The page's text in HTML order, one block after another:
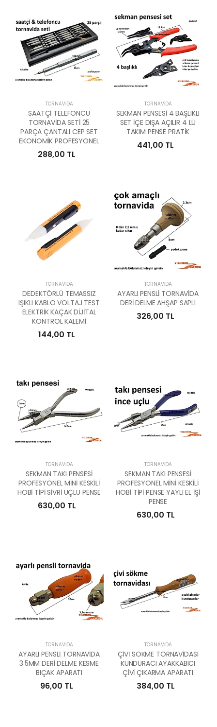
TORNAVIDA
SAATÇİ TELEFONCU
TORNAVİDA SETİ 25
PARÇA ÇANTALI CEP SET
EKONOMİK PROFESYONEL
288,00 TL
TORNAVIDA
SEKMAN PENSESİ 4 BAŞLIKLI
SET İÇE DIŞA AÇILIR 4 LÜ
TAKIM PENSE PRATİK
441,00 TL
TORNAVIDA
DEDEKTÖRLÜ TEMASSIZ
IŞIKLI KABLO VOLTAJ TEST
ELEKTRİK KAÇAK DİJİTAL
KONTROL KALEMİ
144,00 TL
TORNAVIDA
AYARLI PENSLİ TORNAVİDA
DERİ DELME AHŞAP SAPLI
326,00 TL
TORNAVIDA
SEKMAN TAKI PENSESİ
PROFESYONEL MİNİ KESKİLİ
HOBİ TİPİ SİVRİ UÇLU PENSE
630,00 TL
TORNAVIDA
SEKMAN TAKI PENSESİ
PROFESYONEL MİNİ KESKİLİ
HOBİ TİPİ PENSE YAYLI EL İŞİ
PENSE
630,00 TL
TORNAVIDA
AYARLI PENSLİ TORNAVİDA
3.5MM DERİ DELME KESME
BIÇAK APARATI
96,00 TL
TORNAVIDA
ÇİVİ SÖKME TORNAVİDASI
KUNDURACI AYAKKABICI
ÇİVİ ÇIKARMA APARATI
384,00 TL